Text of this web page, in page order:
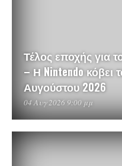
Τέλος εποχής για
– Η Nintendo κόβει
Αυγούστου 2026
04 Αυγ 2026 9:00 μμ